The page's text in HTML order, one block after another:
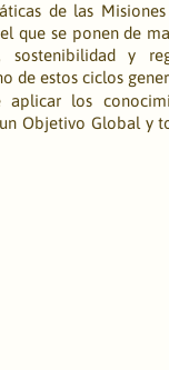
de las
que se ponen de
sostenibilidad y
de estos ciclos
los
Objetivo Global y